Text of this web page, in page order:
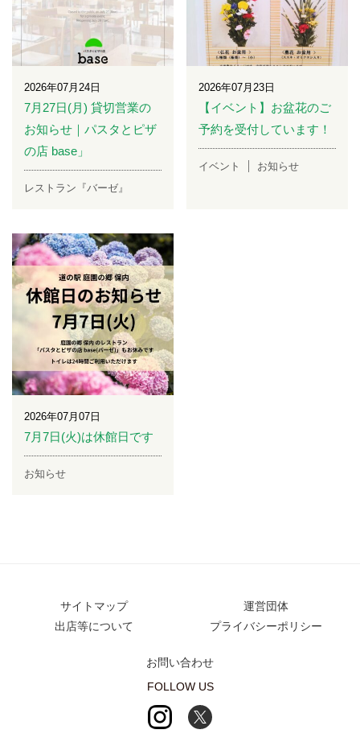
2026年07月24日
7月27日(月) 貸切営業の
お知らせ｜パスタとピザ
の店 base」
レストラン『バーゼ』
2026年07月23日
【イベント】お盆花のご
予約を受付しています！
イベント お知らせ
2026年07月07日
7月7日(火)は休館日です
お知らせ
サイトマップ
運営団体
出店等について
プライバシーポリシー
お問い合わせ
FOLLOW US